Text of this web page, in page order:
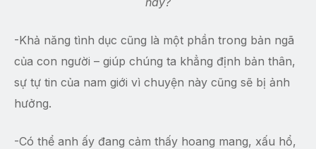
-Khả năng tình dục cũng là một phần trong bản ngã
của con người – giúp chúng ta khẳng định bản thân,
sự tự tin của nam giới vì chuyện này cũng sẽ bị ảnh
hưởng.
-Có thể anh ấy đang cảm thấy hoang mang, xấu hổ,